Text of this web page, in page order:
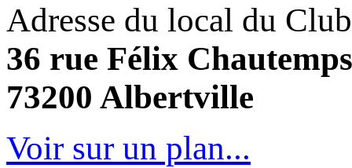
Adresse du local du
36 rue Félix Chautemps
73200 Albertville
Voir sur un plan...